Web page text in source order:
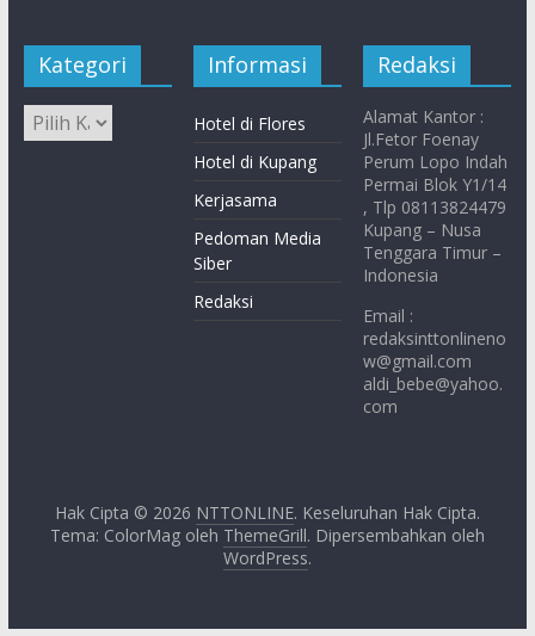
Kategori Informasi
Hotel di Flores
Hotel di Kupang
Kerjasama
Pedoman Media
Siber
Redaksi
Redaksi
Alamat Kantor :
Jl.Fetor Foenay
Perum Lopo Indah
Permai Blok Y1/14
, Tlp 08113824479
Kupang – Nusa
Tenggara Timur –
Indonesia
Email :
redaksinttonlineno
w@gmail.com
aldi_bebe@yahoo.
com
Hak Cipta © 2026 NTTONLINE. Keseluruhan Hak Cipta.
Tema: ColorMag oleh ThemeGrill. Dipersembahkan oleh
WordPress.